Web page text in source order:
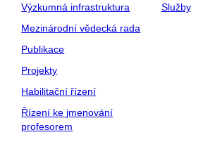
Výzkumná infrastruktura
Mezinárodní vědecká rada
Publikace
Projekty
Habilitační řízení
Řízení ke jmenování
profesorem
Služby